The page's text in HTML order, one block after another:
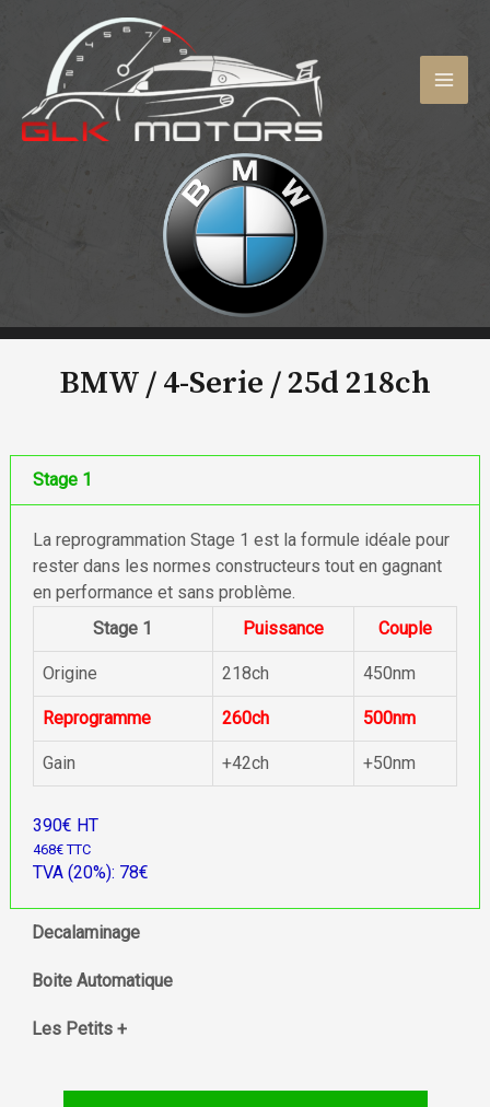
contenu
BMW / 4-Serie /25d 218ch
Stage 1
La reprogrammation Stage 1 est la formule idéale pour
rester dans les normes constructeurs tout en gagnant
en performance et sans problème.
Stage 1
Puissance Couple
Origine 218ch 450nm
Reprogramme 260ch 500nm
Gain +42ch +50nm
390€ HT
468€ TTC
TVA (20%): 78€
Decalaminage
Boite Automatique
Les Petits +